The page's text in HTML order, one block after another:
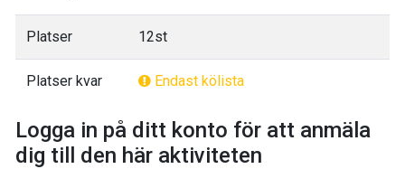
Platser 12st
Platser kvar Endast kölista
Logga in på ditt konto för att anmäla
dig till den här aktiviteten